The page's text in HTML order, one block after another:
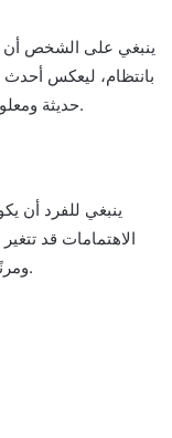
بانتظام، ليعكس
حديثة ومعلومات دقيقة عن نفسه لإظهار شخصيته بوضوح.
الاهتمامات قد
ومرنًا تجاه التحولات في الحياة الشخصية والمهنية.